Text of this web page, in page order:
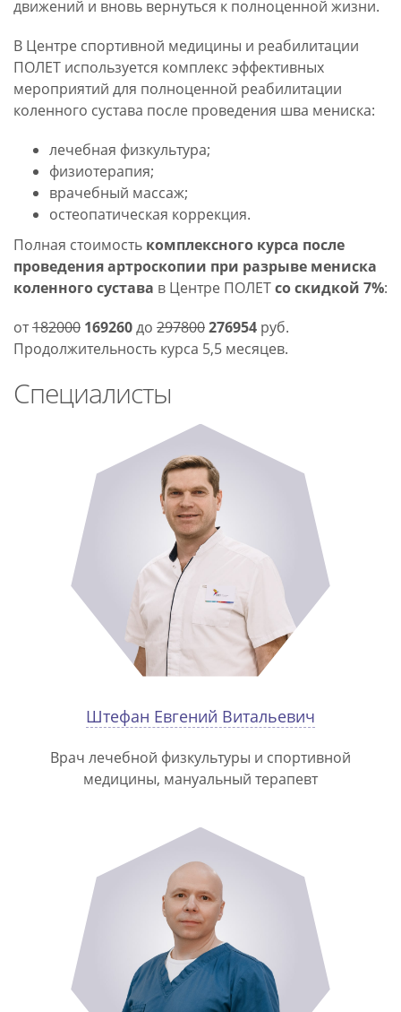
01.
движений и вновь вернуться к полноценной жизни.
В Центре спортивной медицины и реабилитации
ПОЛЕТ используется комплекс эффективных
мероприятий для полноценной реабилитации
коленного сустава после проведения шва мениска:
лечебная физкультура;
физиотерапия;
врачебный массаж;
остеопатическая коррекция.
Полная стоимость комплексного курса после
проведения артроскопии при разрыве мениска
коленного сустава в Центре ПОЛЕТсо скидкой 7%:
от182000 169260до 297800276954 руб.
Продолжительность курса 5,5 месяцев.
Специалисты
Штефан Евгений Витальевич
Врач лечебной физкультуры и спортивной
медицины, мануальный терапевт